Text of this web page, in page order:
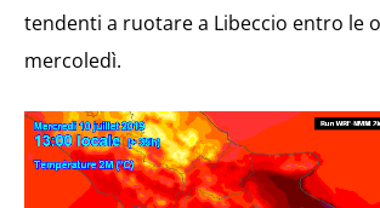
tendenti a ruotare a Libeccio entro le
mercoledì.